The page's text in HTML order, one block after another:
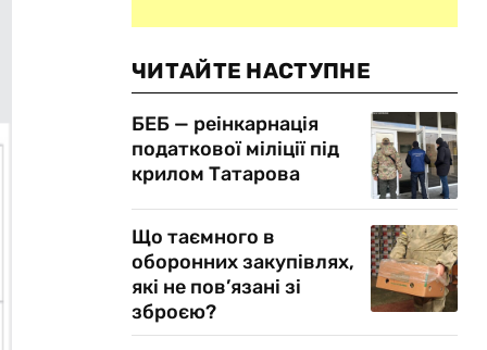
ЧИТАЙТЕ НАСТУПНЕ
БЕБ — реінкарнація
податкової міліції під
крилом Татарова
Що таємного в
оборонних закупівлях,
які не пов’язані зі
зброєю?